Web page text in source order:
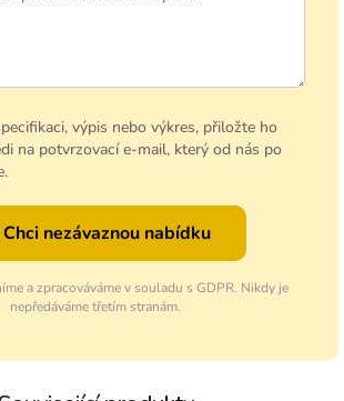
výpis nebo výkres, přiložte ho
na potvrzovací e-mail, který od nás po
Chci nezávaznou nabídku
a zpracováváme v souladu s GDPR. Nikdy je
nepředáváme třetím stranám.